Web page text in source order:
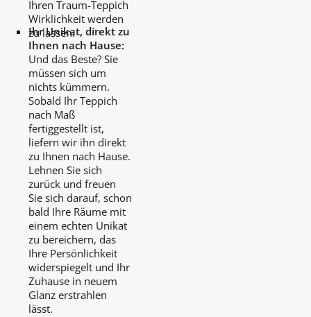
Ihren Traum-Teppich
Wirklichkeit werden
zu lassen.
Ihr Unikat, direkt zu
Ihnen nach Hause:
Und das Beste? Sie
müssen sich um
nichts kümmern.
Sobald Ihr Teppich
nach Maß
fertiggestellt ist,
liefern wir ihn direkt
zu Ihnen nach Hause.
Lehnen Sie sich
zurück und freuen
Sie sich darauf, schon
bald Ihre Räume mit
einem echten Unikat
zu bereichern, das
Ihre Persönlichkeit
widerspiegelt und Ihr
Zuhause in neuem
Glanz erstrahlen
lässt.